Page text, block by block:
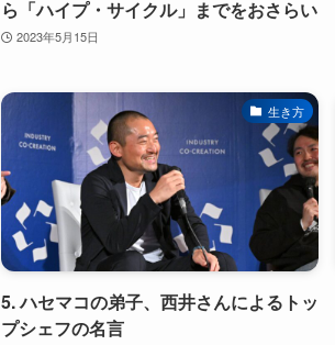
ら「ハイプ・サイクル」までをおさらい
2023年5月15日
生き方
5. ハセマコの弟子、西井さんによるトッ
プシェフの名言